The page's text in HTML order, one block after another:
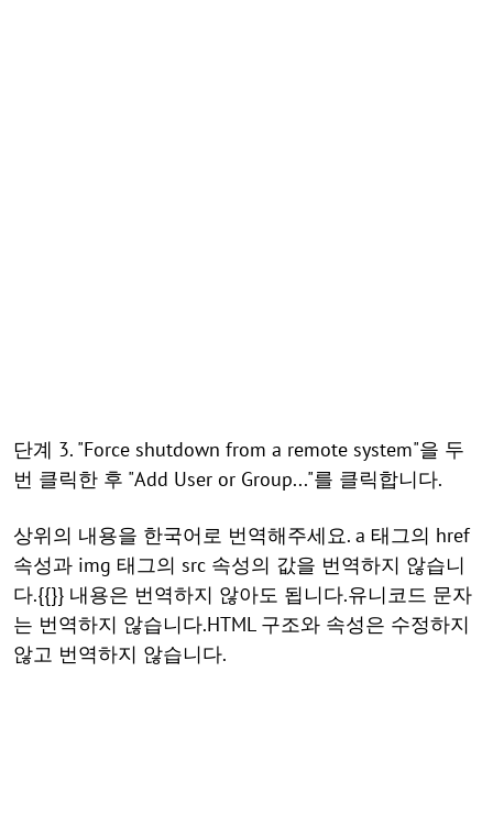
단계 3. "Force shutdown from a remote system"을 두
번 클릭한 후 "Add User or Group..."를 클릭합니다.
상위의 내용을 한국어로 번역해주세요. a 태그의 href
속성과 img 태그의 src 속성의 값을 번역하지 않습니
다.{{}} 내용은 번역하지 않아도 됩니다.유니코드 문자
는 번역하지 않습니다.HTML 구조와 속성은 수정하지
않고 번역하지 않습니다.